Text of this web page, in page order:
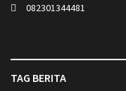
082301344481
TAG BERITA